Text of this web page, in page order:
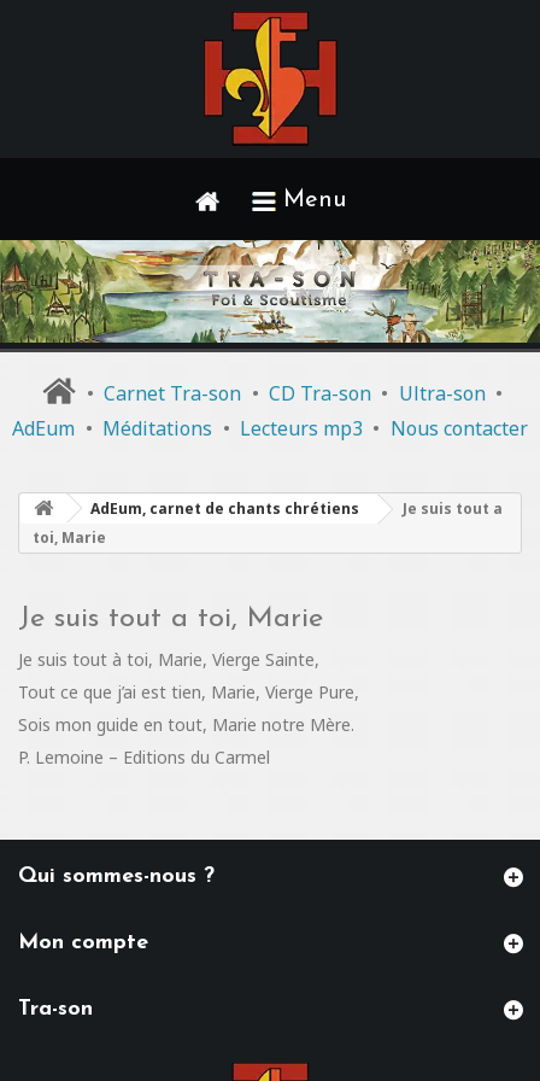
Menu
• Carnet Tra-son • CD Tra-son • Ultra-son •
AdEum • Méditations • Lecteurs mp3 • Nous contacter
AdEum, carnet de chants chrétiens
Je suis tout a
toi, Marie
Je suis tout a toi, Marie
Je suis tout à toi, Marie, Vierge Sainte,
Tout ce que j’ai est tien, Marie, Vierge Pure,
Sois mon guide en tout, Marie notre Mère.
P. Lemoine – Editions du Carmel
Qui sommes-nous ?
Mon compte
Tra-son